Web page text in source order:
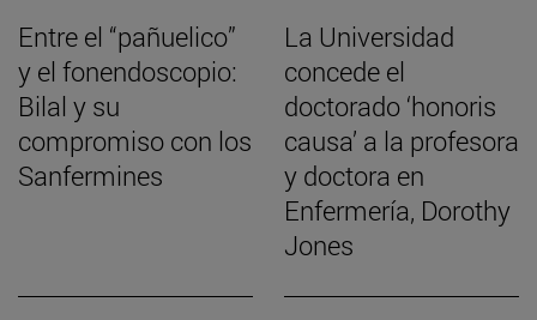
Entre el “pañuelico”
y el fonendoscopio:
Bilal y su
compromiso con los
Sanfermines
La Universidad
concede el
doctorado ‘honoris
causa’ a la profesora
y doctora en
Enfermería, Dorothy
Jones